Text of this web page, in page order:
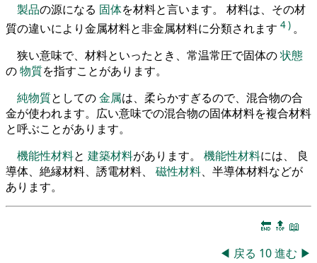
製品の源になる 固体を材料と言います。 材料は、その材
質の違いにより金属材料と非金属材料に分類されます 4) 。
狭い意味で、材料といったとき、常温常圧で固体の状態
の物質を指すことがあります。
純物質としての金属は、柔らかすぎるので、混合物の合
金が使われます。広い意味での混合物の固体材料を複合材料
と呼ぶことがあります。
機能性材料と 建築材料があります。 機能性材料には、 良
導体、絶縁材料、誘電材料、 磁性材料、半導体材料などが
あります。
🔚 🔝 📖
◀ 戻る 10進む ▶